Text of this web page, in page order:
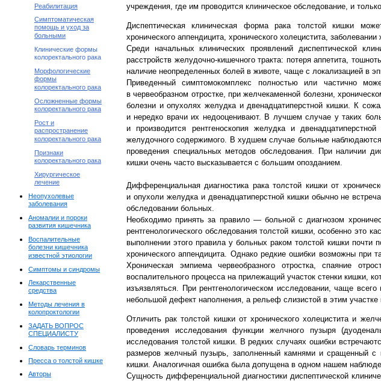
Реабилитация
Симптоматическая
помощь и уход за
больными
Клинические формы
колоректального рака
Морфологические
формы
колоректального рака
Осложненные формы
колоректального рака
Рост и
распространение
колоректального рака
Признаки
колоректального рака
Хирургическое
лечение
Неопухолевые
заболевания
Аномалии и пороки
развития кишечника
Воспалительные
болезни кишечника
известной этиологии
Симптомы и синдромы
Лекарственные
средства
Методы лечения в
колопроктологии
ЗАДАТЬ ВОПРОС
СПЕЦИАЛИСТУ
Словарь терминов
Пресса о толстой кишке
Авторы
учреждения, где им проводится клиническое обследование, и
Диспептическая клиническая форма рака толстой кишки
хронического аппендицита, хронического холецистита,
Среди начальных клинических проявлений диспептической
расстройств желудочно-кишечного тракта: потеря аппетита,
наличие неопределенных болей в животе, чаще с локализацией в
Приведенный симптомокомплекс полностью или частично
в червеобразном отростке, при желчекаменной болезни,
болезни и опухолях желудка и двенадцатиперстной кишки. К
и нередко врачи их недооценивают. В лучшем случае у таких
и производится рентгеноскопия желудка и
желудочного содержимого. В худшем случае больные
проведения специальных методов обследования. При наличии
кишки очень часто высказывается с большим опозданием.
Дифференциальная диагностика рака толстой кишки от
и опухоли желудка и двенадцатиперстной кишки обычно не
обследовании больных.
Необходимо принять за правило — больной с диагнозом
рентгенологического обследования толстой кишки, особенно это
выполнении этого правила у больных раком толстой кишки почти
хронического аппендицита. Однако редкие ошибки возможны при
Хроническая эмпиема червеобразного отростка, спаяние
воспалительного процесса на прилежащий участок стенки кишки,
изъязвляться. При рентгенологическом исследовании, чаще
небольшой дефект наполнения, а рельеф слизистой в этим участке
Отличить рак толстой кишки от хронического холецистита и
проведения исследования функции желчного пузыря
исследования толстой кишки. В редких случаях ошибки
размеров желчный пузырь, заполненный камнями и сращенный
кишки. Аналогичная ошибка была допущена в одном нашем
Сущность дифференциальной диагностики диспептической